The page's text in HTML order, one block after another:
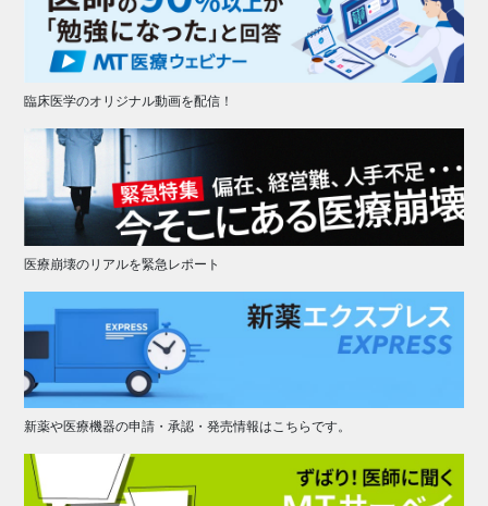
臨床医学のオリジナル動画を配信！
医療崩壊のリアルを緊急レポート
新薬や医療機器の申請・承認・発売情報はこちらです。